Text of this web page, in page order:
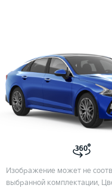
Изображение может не
выбранной комплектации.